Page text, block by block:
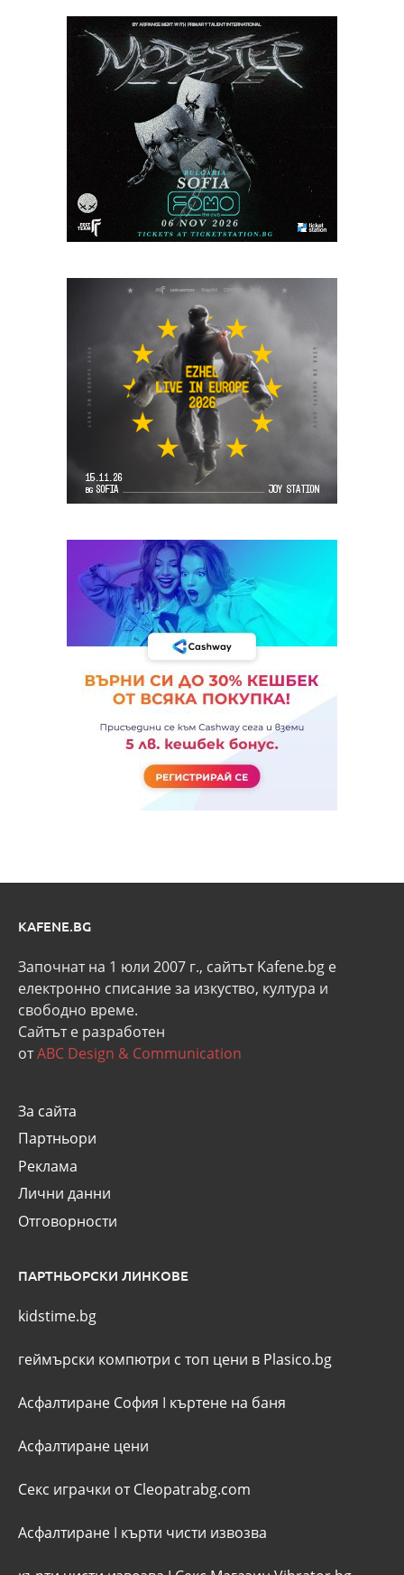
KAFENE.BG
Започнат на 1 юли 2007 г., сайтът Kafene.bg e
eлектронно списание за изкуство, култура и
свободно време.
Сайтът е разработен
отABC Design & Communication
За сайта
Партньори
Реклама
Лични данни
Отговорности
ПАРТНЬОРСКИ ЛИНКОВЕ
kidstime.bg
геймърски компютри с топ цени в Plasico.bg
Асфалтиране София I къртене на баня
Асфалтиране цени
Секс играчки от Cleopatrabg.com
Асфалтиране I кърти чисти извозва